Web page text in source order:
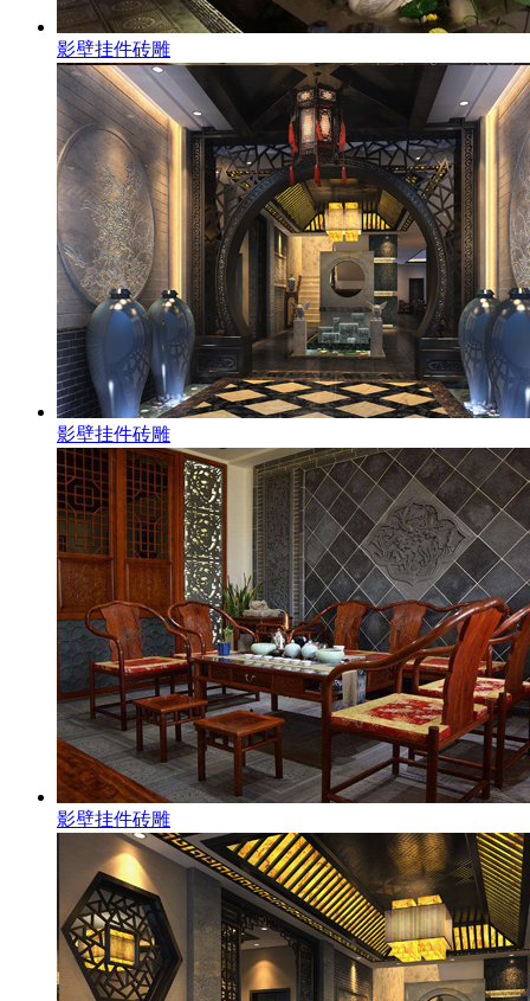
影壁挂件砖雕
影壁挂件砖雕
影壁挂件砖雕